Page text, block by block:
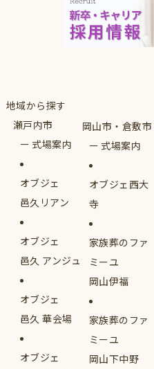
地域から探す
瀬戸内市
式場案内
オブジェ
邑久リアン
オブジェ
邑久 アンジュ
オブジェ
邑久 華会場
オブジェ
岡山市・倉敷市
式場案内
オブジェ西大
寺
家族葬のファ
ミーユ
岡山伊福
家族葬のファ
ミーユ
岡山下中野